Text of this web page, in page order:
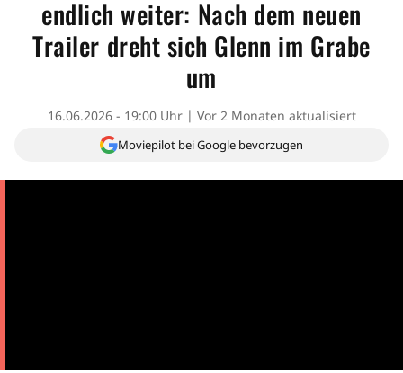
endlich weiter: Nach dem neuen
Trailer dreht sich Glenn im Grabe
um
16.06.2026 - 19:00 Uhr Vor 2 Monaten aktualisiert
Moviepilot bei Google bevorzugen